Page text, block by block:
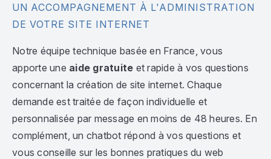
UN ACCOMPAGNEMENT À L'ADMINISTRATION
DE VOTRE SITE INTERNET
Notre équipe technique basée en France, vous
apporte une aide gratuite et rapide à vos questions
concernant la création de site internet. Chaque
demande est traitée de façon individuelle et
personnalisée par message en moins de 48 heures. En
complément, un chatbot répond à vos questions et
vous conseille sur les bonnes pratiques du web